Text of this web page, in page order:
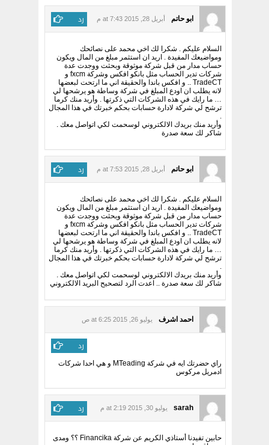
ابو حاتم أبريل 28, 2015 at 7:43 م رد
السلام عليكم . شكرا لك اخي محمد على نصائحك
ومواضيعك المفيدة . اريد ان استثمر مبلغ من المال ويكون
حساب مدار من قبل شركة موثوقة وبحثت ووجدت عدة
شركات تدير الحساب مثل بانكو افكس وشركة fxcm و
TradeCT .. و افكس باندا والحقيقة اني ما ارتحت لبعضها
لانه يطلب ان اودع المبلغ في شركة وساطة هو يرشحها لي
… ما رايك في هذه الشركات التي ذكرتها . وأريد منك كرما
ترشح لي شركة لادارة حسابات بحكم خبرتك في هذا المجال
.
وأريد منك بريدك الالكتروني لوسحمت لكي اتواصل معك .
شاكر لك سعة صدرة
ابو حاتم أبريل 28, 2015 at 7:53 م رد
السلام عليكم . شكرا لك اخي محمد على نصائحك
ومواضيعك المفيدة . اريد ان استثمر مبلغ من المال ويكون
حساب مدار من قبل شركة موثوقة وبحثت ووجدت عدة
شركات تدير الحساب مثل بانكو افكس وشركة fxcm و
TradeCT .. و افكس باندا والحقيقة اني ما ارتحت لبعضها
لانه يطلب ان اودع المبلغ في شركة وساطة هو يرشحها لي
… ما رايك في هذه الشركات التي ذكرتها . وأريد منك كرما
ترشح لي شركة لادارة حسابات بحكم خبرتك في هذا المجال
.
وأريد منك بريدك الالكتروني لوسحمت لكي اتواصل معك .
شاكر لك سعة صدرة .. اعدت الرد لتصحيح البريد الالكتروني
احمد اشرف يوليو 26, 2015 at 6:25 ص
رد
راي حضرتك ايه في شركة MTeading و هي احدا شركات
ادمريل مركوس
sarah يوليو 30, 2015 at 2:19 م رد
حابين تفيدنا أستاذي الكريم عن شركة Financika ؟؟ ومدى